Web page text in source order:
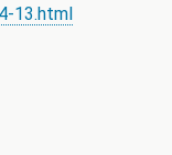
13.html